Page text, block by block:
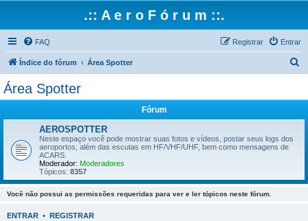
.:: A e r o F ó r u m ::.
FAQ Entrar
Registrar
Índice do fórum Área Spotter
Área Spotter
Fórum
AEROSPOTTER
Neste espaço você pode mostrar suas fotos e vídeos, postar seus logs dos
aeroportos, além das escutas em HF/VHF/UHF, bem como mensagens de
ACARS.
Moderador: Moderadores
Tópicos: 8357
Você não possui as permissões requeridas para ver e ler tópicos neste fórum.
ENTRAR • REGISTRAR